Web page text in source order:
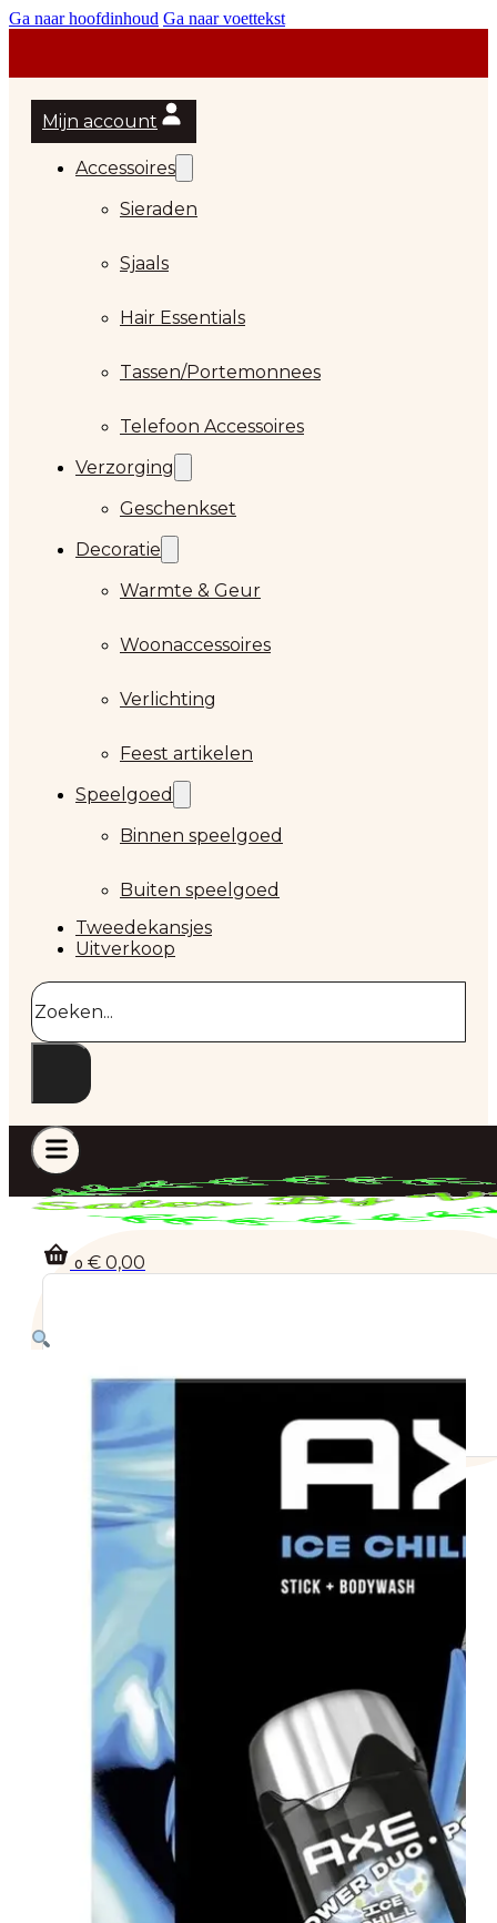
Ga naar hoofdinhoud Ga naar voettekst
Mijn account
Accessoires
Sieraden
Sjaals
Hair Essentials
Tassen/Portemonnees
Telefoon Accessoires
Verzorging
Geschenkset
Decoratie
Warmte & Geur
Woonaccessoires
Verlichting
Feest artikelen
Speelgoed
Binnen speelgoed
Buiten speelgoed
Tweedekansjes
Uitverkoop
Zoeken
0 € 0,00